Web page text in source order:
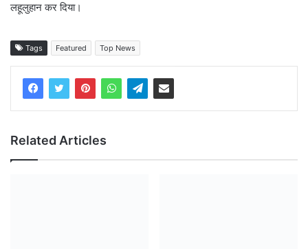
लहूलुहान कर दिया।
Tags Featured Top News
Related Articles